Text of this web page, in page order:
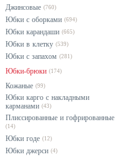
Джинсовые (760)
Юбки с оборками (694)
Юбки карандаши (665)
Юбки в клетку (539)
Юбки с запахом (281)
Юбки-брюки (174)
Кожаные (99)
Юбки карго с накладными
карманами (43)
Плиссированные и гофрированные
(14)
Юбки годе (12)
Юбки джерси (4)